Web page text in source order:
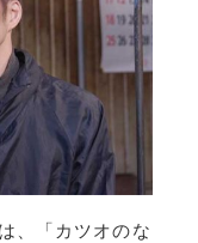
、「カツオのな